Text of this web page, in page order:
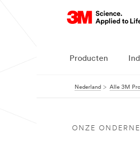
Producten
Nederland Alle 3M
ONZE